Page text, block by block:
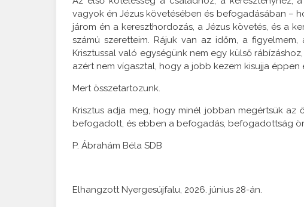
vagyok én Jézus követésében és befogadásában –
járom én a kereszthordozás, a Jézus követés, és a
számú szeretteim. Rájuk van az időm, a
Krisztussal való egységünk nem egy külső
azért nem vígasztal, hogy a jobb kezem kisujja éppen
Mert összetartozunk.
Krisztus adja meg, hogy minél jobban megértsük
befogadott, és ebben a befogadás, befogadottság
P. Ábrahám Béla SDB
Elhangzott Nyergesújfalu, 2026. június 28-án.